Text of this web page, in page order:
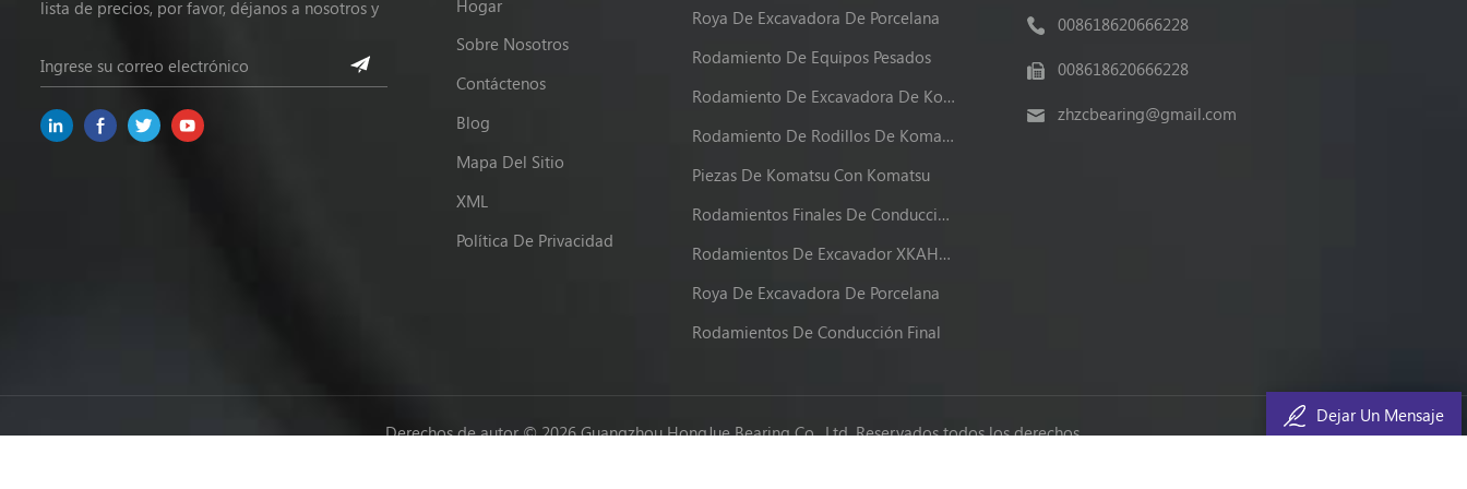
lista de precios, por favor, déjanos a nosotros y
Hogar
Sobre Nosotros
Contáctenos
Blog
Mapa Del Sitio
XML
Política De Privacidad
Roya De Excavadora De Porcelana
Rodamiento De Equipos Pesados
Rodamiento De Excavadora De Komatsu
Rodamiento De Rodillos De Komatsu
Piezas De Komatsu Con Komatsu
Rodamientos Finales De Conducción XKAH-00340
Rodamientos De Excavador XKAH-00340
Roya De Excavadora De Porcelana
Rodamientos De Conducción Final
008618620666228
008618620666228
zhzcbearing@gmail.com
Derechos de autor © 2026 Guangzhou HongJue Bearing Co., Ltd. Reservados todos los derechos.
Dejar Un Mensaje